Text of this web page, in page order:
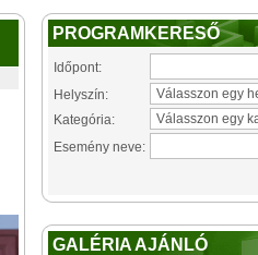
PROGRAMKERESŐ
Időpont:
Helyszín:
Kategória:
Esemény neve:
GALÉRIA AJÁNLÓ